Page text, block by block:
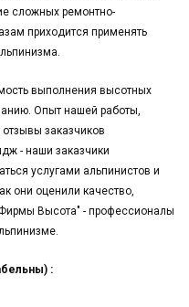
сложных ремонтно-
приходится применять
выполнения высотных
Опыт нашей работы,
заказчиков
- наши заказчики
услугами альпинистов и
они оценили качество,
Высота" - профессионалы
: